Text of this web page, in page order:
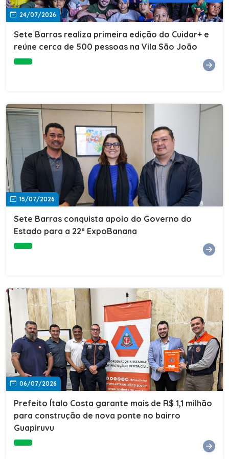
24/07/2026
Sete Barras realiza primeira edição do Cuidar+ e
reúne cerca de 500 pessoas na Vila São João
15/07/2026
Sete Barras conquista apoio do Governo do
Estado para a 22ª ExpoBanana
06/07/2026
Prefeito Ítalo Costa garante mais de R$ 1,1 milhão
para construção de nova ponte no bairro
Guapiruvu